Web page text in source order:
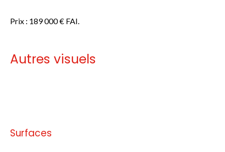
Prix : 189 000 € FAI.
Autres visuels
Surfaces